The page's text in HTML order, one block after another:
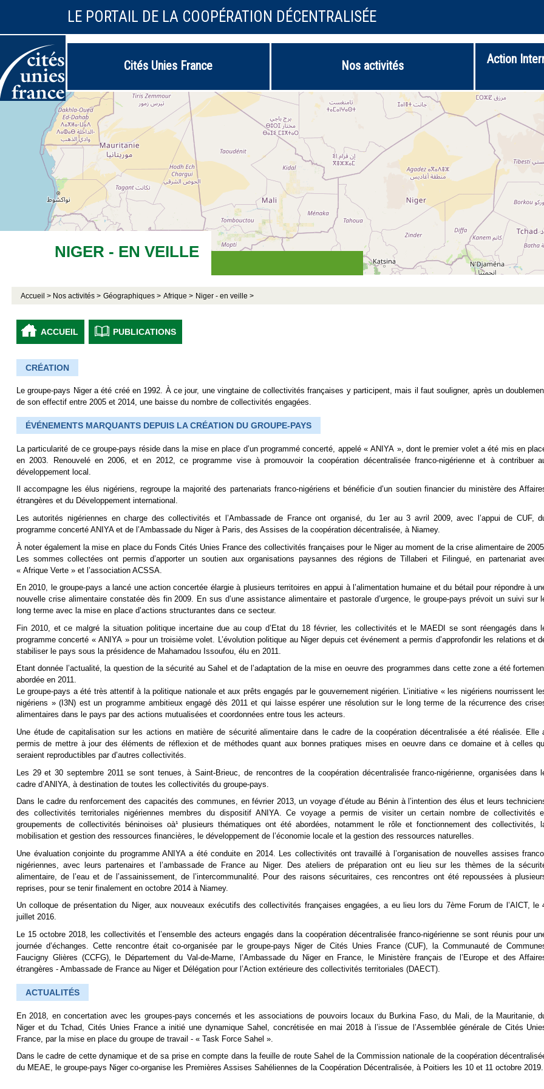
LE PORTAIL DE LA COOPÉRATION DÉCENTRALISÉE
Cités Unies France Nos activités
Action
NIGER - EN VEILLE
Accueil > Nos activités > Géographiques > Afrique > Niger - en veille >
ACCUEIL PUBLICATIONS
CRÉATION
Le groupe-pays Niger a été créé en 1992. À ce jour, une vingtaine de collectivités françaises y participent, mais il faut souligner, après un
de son effectif entre 2005 et 2014, une baisse du nombre de collectivités engagées.
ÉVÉNEMENTS MARQUANTS DEPUIS LA CRÉATION DU GROUPE-PAYS
La particularité de ce groupe-pays réside dans la mise en place d’un programmé concerté, appelé « ANIYA », dont le premier volet a été mis en
en 2003. Renouvelé en 2006, et en 2012, ce programme vise à promouvoir la coopération décentralisée franco-nigérienne et à contribuer
développement local.
Il accompagne les élus nigériens, regroupe la majorité des partenariats franco-nigériens et bénéficie d’un soutien financier du ministère des
étrangères et du Développement international.
Les autorités nigériennes en charge des collectivités et l’Ambassade de France ont organisé, du 1er au 3 avril 2009, avec l’appui de CUF,
programme concerté ANIYA et de l’Ambassade du Niger à Paris, des Assises de la coopération décentralisée, à Niamey.
À noter également la mise en place du Fonds Cités Unies France des collectivités françaises pour le Niger au moment de la crise alimentaire de 2005.
Les sommes collectées ont permis d’apporter un soutien aux organisations paysannes des régions de Tillaberi et Filingué, en partenariat
« Afrique Verte » et l’association ACSSA.
En 2010, le groupe-pays a lancé une action concertée élargie à plusieurs territoires en appui à l’alimentation humaine et du bétail pour répondre à
nouvelle crise alimentaire constatée dès fin 2009. En sus d’une assistance alimentaire et pastorale d’urgence, le groupe-pays prévoit un suivi sur
long terme avec la mise en place d’actions structurantes dans ce secteur.
Fin 2010, et ce malgré la situation politique incertaine due au coup d’Etat du 18 février, les collectivités et le MAEDI se sont réengagés dans
programme concerté « ANIYA » pour un troisième volet. L’évolution politique au Niger depuis cet événement a permis d’approfondir les relations et
stabiliser le pays sous la présidence de Mahamadou Issoufou, élu en 2011.
Etant donnée l’actualité, la question de la sécurité au Sahel et de l’adaptation de la mise en oeuvre des programmes dans cette zone a été
abordée en 2011.
Le groupe-pays a été très attentif à la politique nationale et aux prêts engagés par le gouvernement nigérien. L’initiative « les nigériens nourrissent
nigériens » (I3N) est un programme ambitieux engagé dès 2011 et qui laisse espérer une résolution sur le long terme de la récurrence des
alimentaires dans le pays par des actions mutualisées et coordonnées entre tous les acteurs.
Une étude de capitalisation sur les actions en matière de sécurité alimentaire dans le cadre de la coopération décentralisée a été réalisée. Elle
permis de mettre à jour des éléments de réflexion et de méthodes quant aux bonnes pratiques mises en oeuvre dans ce domaine et à celles
seraient reproductibles par d’autres collectivités.
Les 29 et 30 septembre 2011 se sont tenues, à Saint-Brieuc, de rencontres de la coopération décentralisée franco-nigérienne, organisées dans
cadre d’ANIYA, à destination de toutes les collectivités du groupe-pays.
Dans le cadre du renforcement des capacités des communes, en février 2013, un voyage d’étude au Bénin à l’intention des élus et leurs
des collectivités territoriales nigériennes membres du dispositif ANIYA. Ce voyage a permis de visiter un certain nombre de collectivités
groupements de collectivités béninoises oà¹ plusieurs thématiques ont été abordées, notamment le rôle et fonctionnement des collectivités,
mobilisation et gestion des ressources financières, le développement de l’économie locale et la gestion des ressources naturelles.
Une évaluation conjointe du programme ANIYA a été conduite en 2014. Les collectivités ont travaillé à l’organisation de nouvelles assises
nigériennes, avec leurs partenaires et l’ambassade de France au Niger. Des ateliers de préparation ont eu lieu sur les thèmes de la
alimentaire, de l’eau et de l’assainissement, de l’intercommunalité. Pour des raisons sécuritaires, ces rencontres ont été repoussées à
reprises, pour se tenir finalement en octobre 2014 à Niamey.
Un colloque de présentation du Niger, aux nouveaux exécutifs des collectivités françaises engagées, a eu lieu lors du 7ème Forum de l’AICT, le
juillet 2016.
Le 15 octobre 2018, les collectivités et l’ensemble des acteurs engagés dans la coopération décentralisée franco-nigérienne se sont réunis pour
journée d’échanges. Cette rencontre était co-organisée par le groupe-pays Niger de Cités Unies France (CUF), la Communauté de
Faucigny Glières (CCFG), le Département du Val-de-Marne, l’Ambassade du Niger en France, le Ministère français de l’Europe et des
étrangères - Ambassade de France au Niger et Délégation pour l’Action extérieure des collectivités territoriales (DAECT).
ACTUALITÉS
En 2018, en concertation avec les groupes-pays concernés et les associations de pouvoirs locaux du Burkina Faso, du Mali, de la Mauritanie,
Niger et du Tchad, Cités Unies France a initié une dynamique Sahel, concrétisée en mai 2018 à l’issue de l’Assemblée générale de Cités
France, par la mise en place du groupe de travail - « Task Force Sahel ».
Dans le cadre de cette dynamique et de sa prise en compte dans la feuille de route Sahel de la Commission nationale de la coopération
du MEAE, le groupe-pays Niger co-organise les Premières Assises Sahéliennes de la Coopération Décentralisée, à Poitiers les 10 et 11 octobre 2019.